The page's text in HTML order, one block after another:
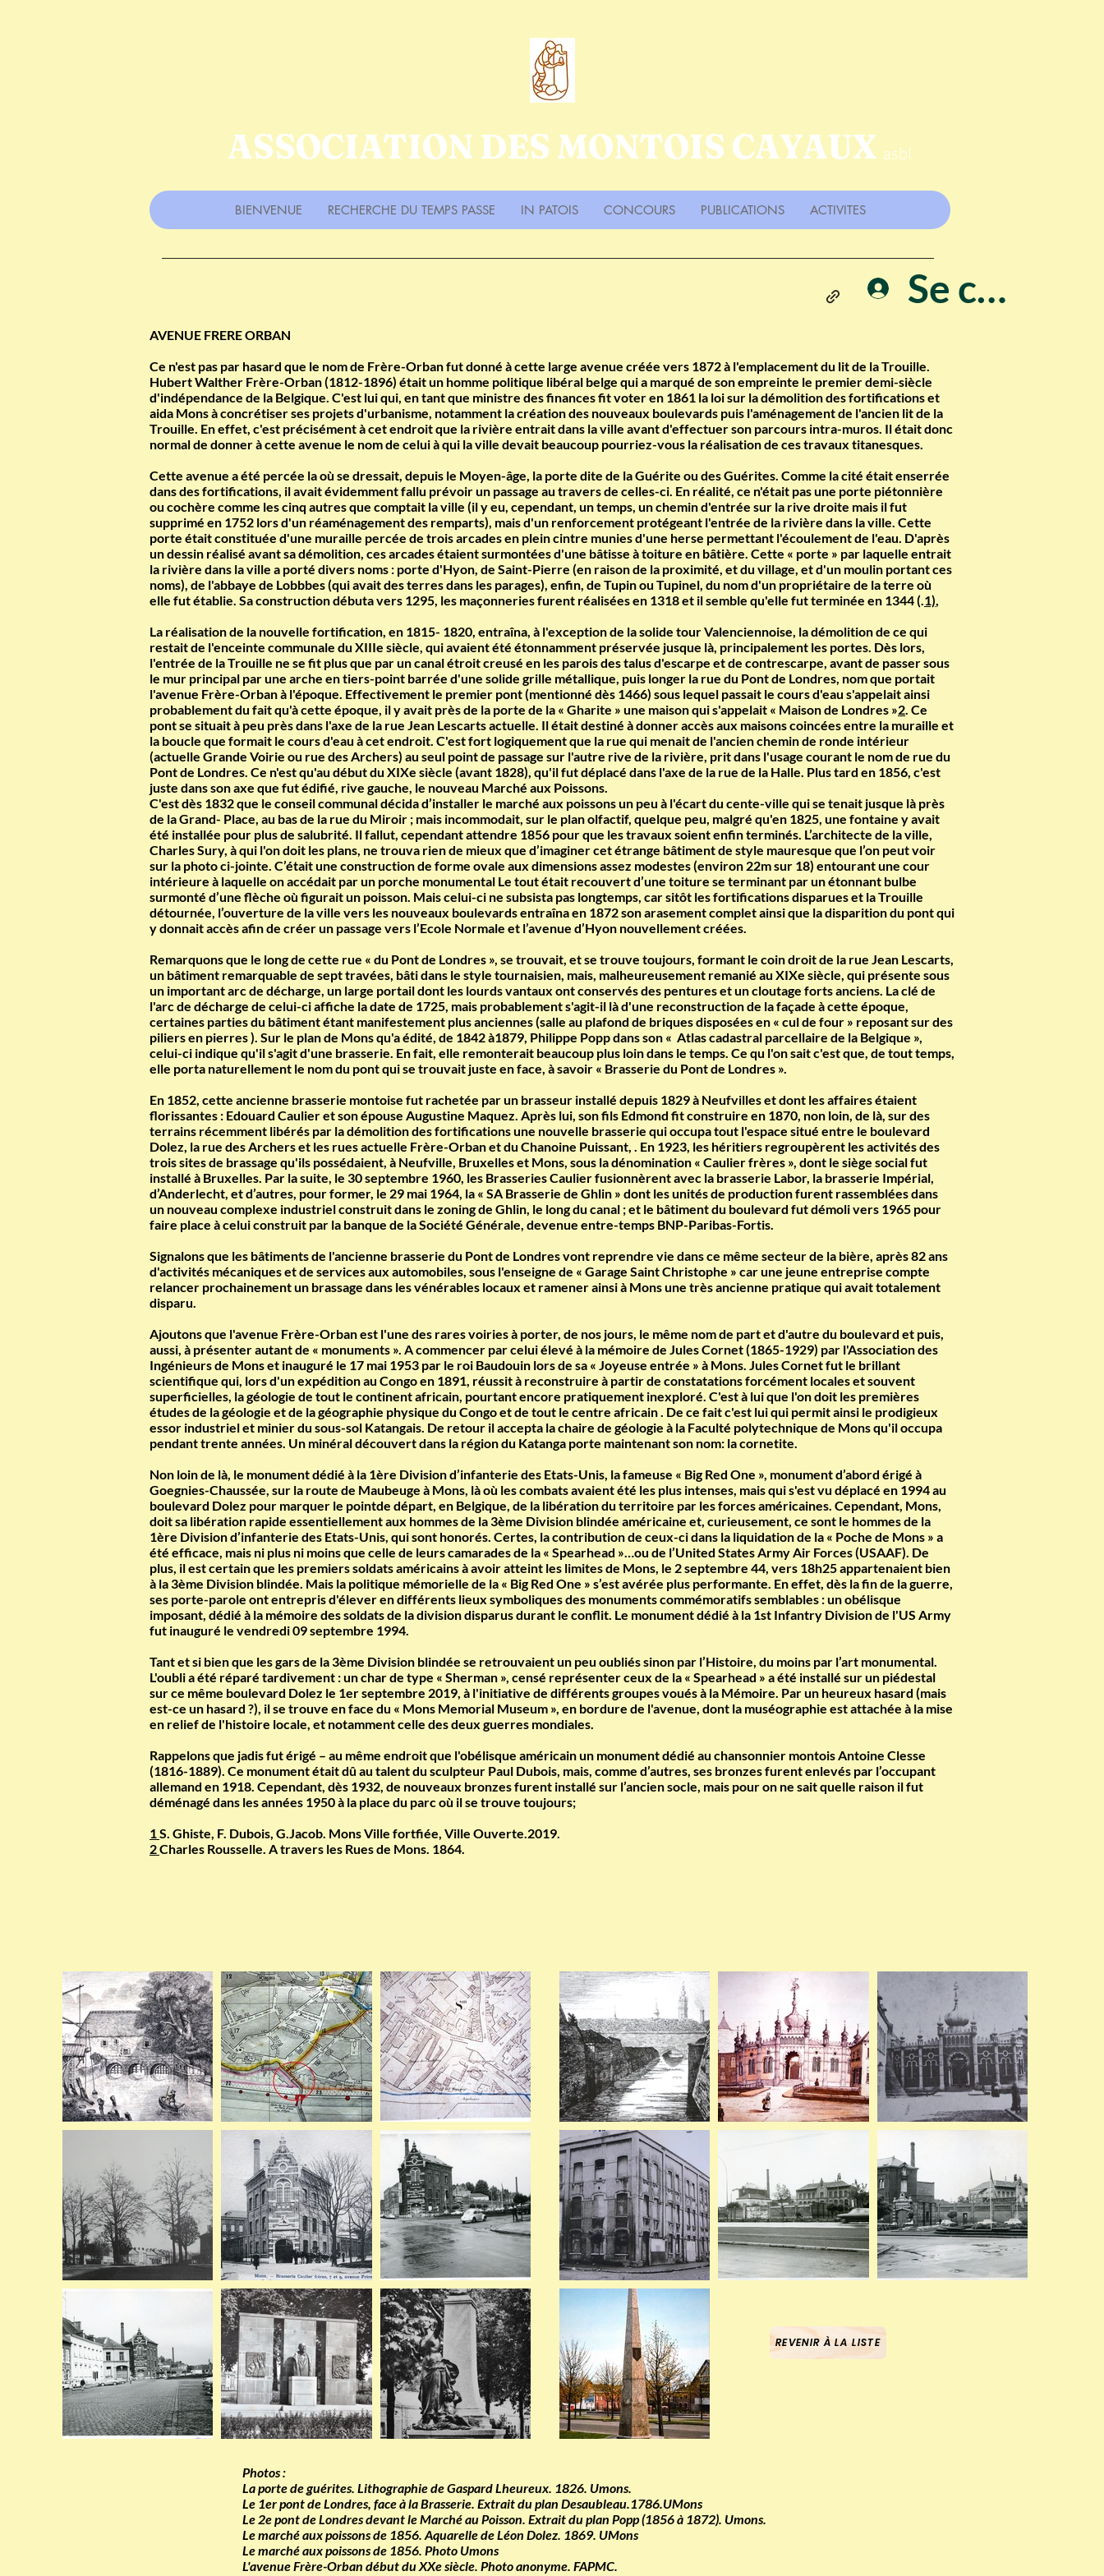
ASSOCIATION DES MONTOIS CAYAUX asbl
BIENVENUE RECHERCHE DU TEMPS PASSE IN PATOIS CONCOURS PUBLICATIONS ACTIVITES
Se
AVENUE FRERE ORBAN
Ce n'est pas par hasard que le nom de Frère-Orban fut donné à cette large avenue créée vers 1872 à l'emplacement du lit de la Trouille.
Hubert Walther Frère-Orban (1812-1896) était un homme politique libéral belge qui a marqué de son empreinte le premier demi-siècle
d'indépendance de la Belgique. C'est lui qui, en tant que ministre des finances fit voter en 1861 la loi sur la démolition des fortifications et
aida Mons à concrétiser ses projets d'urbanisme, notamment la création des nouveaux boulevards puis l'aménagement de l'ancien lit de la
Trouille. En effet, c'est précisément à cet endroit que la rivière entrait dans la ville avant d'effectuer son parcours intra-muros. Il était donc
normal de donner à cette avenue le nom de celui à qui la ville devait beaucoup pourriez-vous la réalisation de ces travaux titanesques.
Cette avenue a été percée la où se dressait, depuis le Moyen-âge, la porte dite de la Guérite ou des Guérites. Comme la cité était enserrée
dans des fortifications, il avait évidemment fallu prévoir un passage au travers de celles-ci. En réalité, ce n'était pas une porte piétonnière
ou cochère comme les cinq autres que comptait la ville (il y eu, cependant, un temps, un chemin d'entrée sur la rive droite mais il fut
supprimé en 1752 lors d'un réaménagement des remparts), mais d'un renforcement protégeant l'entrée de la rivière dans la ville. Cette
porte était constituée d'une muraille percée de trois arcades en plein cintre munies d'une herse permettant l'écoulement de l'eau. D'après
un dessin réalisé avant sa démolition, ces arcades étaient surmontées d'une bâtisse à toiture en bâtière. Cette « porte » par laquelle entrait
la rivière dans la ville a porté divers noms : porte d'Hyon, de Saint-Pierre (en raison de la proximité, et du village, et d'un moulin portant ces
noms), de l'abbaye de Lobbbes (qui avait des terres dans les parages), enfin, de Tupin ou Tupinel, du nom d'un propriétaire de la terre où
elle fut établie. Sa construction débuta vers 1295, les maçonneries furent réalisées en 1318 et il semble qu'elle fut terminée en 1344 (.1),
La réalisation de la nouvelle fortification, en 1815- 1820, entraîna, à l'exception de la solide tour Valenciennoise, la démolition de ce qui
restait de l'enceinte communale du XIIIe siècle, qui avaient été étonnamment préservée jusque là, principalement les portes. Dès lors,
l'entrée de la Trouille ne se fit plus que par un canal étroit creusé en les parois des talus d'escarpe et de contrescarpe, avant de passer sous
le mur principal par une arche en tiers-point barrée d'une solide grille métallique, puis longer la rue du Pont de Londres, nom que portait
l'avenue Frère-Orban à l'époque. Effectivement le premier pont (mentionné dès 1466) sous lequel passait le cours d'eau s'appelait ainsi
probablement du fait qu'à cette époque, il y avait près de la porte de la « Gharite » une maison qui s'appelait « Maison de Londres »2. Ce
pont se situait à peu près dans l'axe de la rue Jean Lescarts actuelle. Il était destiné à donner accès aux maisons coincées entre la muraille et
la boucle que formait le cours d'eau à cet endroit. C'est fort logiquement que la rue qui menait de l'ancien chemin de ronde intérieur
(actuelle Grande Voirie ou rue des Archers) au seul point de passage sur l'autre rive de la rivière, prit dans l'usage courant le nom de rue du
Pont de Londres. Ce n'est qu'au début du XIXe siècle (avant 1828), qu'il fut déplacé dans l'axe de la rue de la Halle. Plus tard en 1856, c'est
juste dans son axe que fut édifié, rive gauche, le nouveau Marché aux Poissons.
C'est dès 1832 que le conseil communal décida d’installer le marché aux poissons un peu à l'écart du cente-ville qui se tenait jusque là près
de la Grand- Place, au bas de la rue du Miroir ; mais incommodait, sur le plan olfactif, quelque peu, malgré qu'en 1825, une fontaine y avait
été installée pour plus de salubrité. Il fallut, cependant attendre 1856 pour que les travaux soient enfin terminés. L’architecte de la ville,
Charles Sury, à qui l'on doit les plans, ne trouva rien de mieux que d’imaginer cet étrange bâtiment de style mauresque que l’on peut voir
sur la photo ci-jointe. C’était une construction de forme ovale aux dimensions assez modestes (environ 22m sur 18) entourant une cour
intérieure à laquelle on accédait par un porche monumental Le tout était recouvert d’une toiture se terminant par un étonnant bulbe
surmonté d’une flèche où figurait un poisson. Mais celui-ci ne subsista pas longtemps, car sitôt les fortifications disparues et la Trouille
détournée, l’ouverture de la ville vers les nouveaux boulevards entraîna en 1872 son arasement complet ainsi que la disparition du pont qui
y donnait accès afin de créer un passage vers l’Ecole Normale et l’avenue d’Hyon nouvellement créées.
Remarquons que le long de cette rue « du Pont de Londres », se trouvait, et se trouve toujours, formant le coin droit de la rue Jean Lescarts,
un bâtiment remarquable de sept travées, bâti dans le style tournaisien, mais, malheureusement remanié au XIXe siècle, qui présente sous
un important arc de décharge, un large portail dont les lourds vantaux ont conservés des pentures et un cloutage forts anciens. La clé de
l'arc de décharge de celui-ci affiche la date de 1725, mais probablement s'agit-il là d'une reconstruction de la façade à cette époque,
certaines parties du bâtiment étant manifestement plus anciennes (salle au plafond de briques disposées en « cul de four » reposant sur des
piliers en pierres ). Sur le plan de Mons qu'a édité, de 1842 à1879, Philippe Popp dans son « Atlas cadastral parcellaire de la Belgique »,
celui-ci indique qu'il s'agit d'une brasserie. En fait, elle remonterait beaucoup plus loin dans le temps. Ce qu l'on sait c'est que, de tout temps,
elle porta naturellement le nom du pont qui se trouvait juste en face, à savoir « Brasserie du Pont de Londres ».
En 1852, cette ancienne brasserie montoise fut rachetée par un brasseur installé depuis 1829 à Neufvilles et dont les affaires étaient
florissantes : Edouard Caulier et son épouse Augustine Maquez. Après lui, son fils Edmond fit construire en 1870, non loin, de là, sur des
terrains récemment libérés par la démolition des fortifications une nouvelle brasserie qui occupa tout l'espace situé entre le boulevard
Dolez, la rue des Archers et les rues actuelle Frère-Orban et du Chanoine Puissant, . En 1923, les héritiers regroupèrent les activités des
trois sites de brassage qu'ils possédaient, à Neufville, Bruxelles et Mons, sous la dénomination « Caulier frères », dont le siège social fut
installé à Bruxelles. Par la suite, le 30 septembre 1960, les Brasseries Caulier fusionnèrent avec la brasserie Labor, la brasserie Impérial,
d’Anderlecht, et d’autres, pour former, le 29 mai 1964, la « SA Brasserie de Ghlin » dont les unités de production furent rassemblées dans
un nouveau complexe industriel construit dans le zoning de Ghlin, le long du canal ; et le bâtiment du boulevard fut démoli vers 1965 pour
faire place à celui construit par la banque de la Société Générale, devenue entre-temps BNP-Paribas-Fortis.
Signalons que les bâtiments de l'ancienne brasserie du Pont de Londres vont reprendre vie dans ce même secteur de la bière, après 82 ans
d'activités mécaniques et de services aux automobiles, sous l'enseigne de « Garage Saint Christophe » car une jeune entreprise compte
relancer prochainement un brassage dans les vénérables locaux et ramener ainsi à Mons une très ancienne pratique qui avait totalement
disparu.
Ajoutons que l'avenue Frère-Orban est l'une des rares voiries à porter, de nos jours, le même nom de part et d'autre du boulevard et puis,
aussi, à présenter autant de « monuments ». A commencer par celui élevé à la mémoire de Jules Cornet (1865-1929) par l'Association des
Ingénieurs de Mons et inauguré le 17 mai 1953 par le roi Baudouin lors de sa « Joyeuse entrée » à Mons. Jules Cornet fut le brillant
scientifique qui, lors d'un expédition au Congo en 1891, réussit à reconstruire à partir de constatations forcément locales et souvent
superficielles, la géologie de tout le continent africain, pourtant encore pratiquement inexploré. C'est à lui que l'on doit les premières
études de la géologie et de la géographie physique du Congo et de tout le centre africain . De ce fait c'est lui qui permit ainsi le prodigieux
essor industriel et minier du sous-sol Katangais. De retour il accepta la chaire de géologie à la Faculté polytechnique de Mons qu'il occupa
pendant trente années. Un minéral découvert dans la région du Katanga porte maintenant son nom: la cornetite.
Non loin de là, le monument dédié à la 1ère Division d’infanterie des Etats-Unis, la fameuse « Big Red One », monument d’abord érigé à
Goegnies-Chaussée, sur la route de Maubeuge à Mons, là où les combats avaient été les plus intenses, mais qui s'est vu déplacé en 1994 au
boulevard Dolez pour marquer le pointde départ, en Belgique, de la libération du territoire par les forces américaines. Cependant, Mons,
doit sa libération rapide essentiellement aux hommes de la 3ème Division blindée américaine et, curieusement, ce sont le hommes de la
1ère Division d’infanterie des Etats-Unis, qui sont honorés. Certes, la contribution de ceux-ci dans la liquidation de la « Poche de Mons » a
été efficace, mais ni plus ni moins que celle de leurs camarades de la « Spearhead »…ou de l’United States Army Air Forces (USAAF). De
plus, il est certain que les premiers soldats américains à avoir atteint les limites de Mons, le 2 septembre 44, vers 18h25 appartenaient bien
à la 3ème Division blindée. Mais la politique mémorielle de la « Big Red One » s’est avérée plus performante. En effet, dès la fin de la guerre,
ses porte-parole ont entrepris d'élever en différents lieux symboliques des monuments commémoratifs semblables : un obélisque
imposant, dédié à la mémoire des soldats de la division disparus durant le conflit. Le monument dédié à la 1st Infantry Division de l'US Army
fut inauguré le vendredi 09 septembre 1994.
Tant et si bien que les gars de la 3ème Division blindée se retrouvaient un peu oubliés sinon par l’Histoire, du moins par l’art monumental.
L'oubli a été réparé tardivement : un char de type « Sherman », censé représenter ceux de la « Spearhead » a été installé sur un piédestal
sur ce même boulevard Dolez le 1er septembre 2019, à l'initiative de différents groupes voués à la Mémoire. Par un heureux hasard (mais
est-ce un hasard ?), il se trouve en face du « Mons Memorial Museum », en bordure de l'avenue, dont la muséographie est attachée à la mise
en relief de l'histoire locale, et notamment celle des deux guerres mondiales.
Rappelons que jadis fut érigé – au même endroit que l'obélisque américain un monument dédié au chansonnier montois Antoine Clesse
(1816-1889). Ce monument était dû au talent du sculpteur Paul Dubois, mais, comme d’autres, ses bronzes furent enlevés par l’occupant
allemand en 1918. Cependant, dès 1932, de nouveaux bronzes furent installé sur l’ancien socle, mais pour on ne sait quelle raison il fut
déménagé dans les années 1950 à la place du parc où il se trouve toujours;
1S. Ghiste, F. Dubois, G.Jacob. Mons Ville fortfiée, Ville Ouverte.2019.
2Charles Rousselle. A travers les Rues de Mons. 1864.
REVENIR À LA LISTE
Photos :
La porte de guérites. Lithographie de Gaspard Lheureux. 1826. Umons.
Le 1er pont de Londres, face à la Brasserie. Extrait du plan Desaubleau.1786.UMons
Le 2e pont de Londres devant le Marché au Poisson. Extrait du plan Popp (1856 à 1872). Umons.
Le marché aux poissons de 1856. Aquarelle de Léon Dolez. 1869. UMons
Le marché aux poissons de 1856. Photo Umons
L'avenue Frère-Orban début du XXe siècle. Photo anonyme. FAPMC.